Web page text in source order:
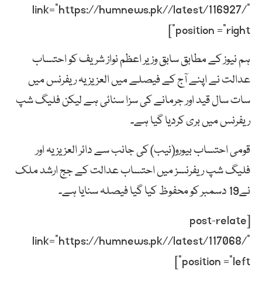
link=”https://humnews.pk//latest/116927/”
position =”right”]
ہم نیوز کے مطابق سابق وزیر اعظم نواز شریف کو احتساب
عدالت نے اپنے آج کے فیصلے میں العزیزیہ ریفرنس میں
سات سال قید اور جرمانے کی سزا سنائی ہے لیکن فلیگ شپ
ریفرنس میں بری کردیا گیا ہے۔
قومی احتساب بیورو(نیب) کی جانب سے دائر العزیزیہ اور
فلیگ شپ ریفرنسز میں احتساب عدالت کے جج ارشد ملک
نے19 دسمبر کو محفوظ کیا گیا فیصلہ سنایا ہے۔
[post-relate
link=”https://humnews.pk//latest/117068/”
position =”left”]